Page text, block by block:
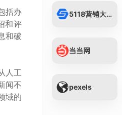
括办
和评
和破
人工
闻不
域的
5118营销大数据...
当当网
pexels